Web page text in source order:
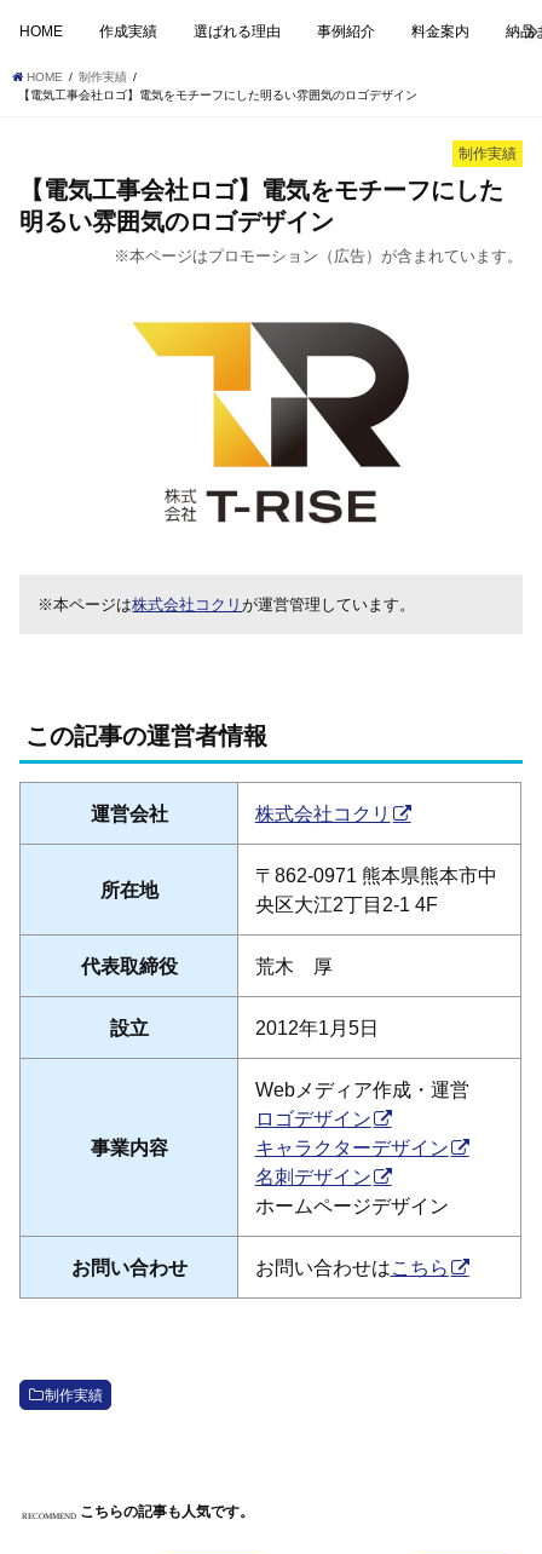
HOME 作成実績 選ばれる理由 事例紹介 料金案内 納品
HOME
制作実績
【電気工事会社ロゴ】電気をモチーフにした明るい雰囲気のロゴデザイン
制作実績
【電気工事会社ロゴ】電気をモチーフにした
明るい雰囲気のロゴデザイン
※本ページはプロモーション（広告）が含まれています。
※本ページは株式会社コクリが運営管理しています。
この記事の運営者情報
運営会社 株式会社コクリ
所在地
〒862-0971 熊本県熊本市中
央区大江2丁目2-1 4F
代表取締役 荒木 厚
設立 2012年1月5日
事業内容
Webメディア作成・運営
ロゴデザイン
キャラクターデザイン
名刺デザイン
ホームページデザイン
お問い合わせ お問い合わせはこちら
制作実績
RECOMMEND こちらの記事も人気です。